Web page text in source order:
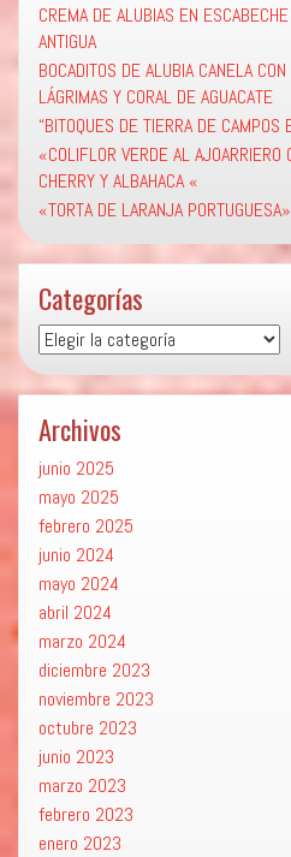
CREMA DE ALUBIAS EN
ANTIGUA
BOCADITOS DE ALUBIA CANELA
LÁGRIMAS Y CORAL DE AGUACATE
“BITOQUES DE TIERRA DE CAMPOS
«COLIFLOR VERDE AL AJOARRIERO
CHERRY Y ALBAHACA «
«TORTA DE LARANJA PORTUGUESA»
Categorías
Categorías
Archivos
junio 2025
mayo 2025
febrero 2025
junio 2024
mayo 2024
abril 2024
marzo 2024
diciembre 2023
noviembre 2023
octubre 2023
junio 2023
marzo 2023
febrero 2023
enero 2023